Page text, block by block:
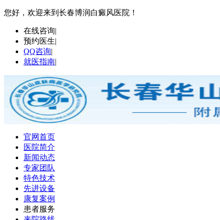
您好，欢迎来到长春博润白癜风医院！
在线咨询|
预约医生|
QQ咨询|
就医指南|
官网首页
医院简介
新闻动态
专家团队
特色技术
先进设备
康复案例
患者服务